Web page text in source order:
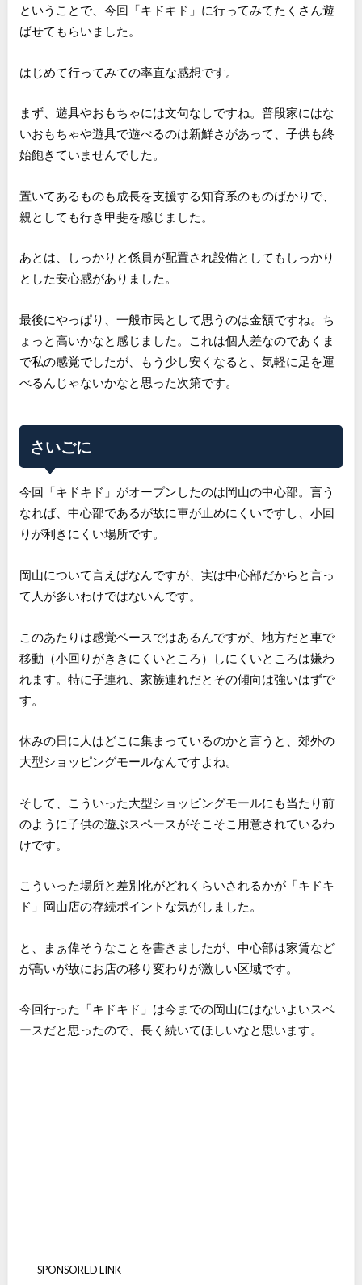
ということで、今回「キドキド」に行ってみてたくさん遊
ばせてもらいました。
はじめて行ってみての率直な感想です。
まず、遊具やおもちゃには文句なしですね。普段家にはな
いおもちゃや遊具で遊べるのは新鮮さがあって、子供も終
始飽きていませんでした。
置いてあるものも成長を支援する知育系のものばかりで、
親としても行き甲斐を感じました。
あとは、しっかりと係員が配置され設備としてもしっかり
とした安心感がありました。
最後にやっぱり、一般市民として思うのは金額ですね。ち
ょっと高いかなと感じました。これは個人差なのであくま
で私の感覚でしたが、もう少し安くなると、気軽に足を運
べるんじゃないかなと思った次第です。
さいごに
今回「キドキド」がオープンしたのは岡山の中心部。言う
なれば、中心部であるが故に車が止めにくいですし、小回
りが利きにくい場所です。
岡山について言えばなんですが、実は中心部だからと言っ
て人が多いわけではないんです。
このあたりは感覚ベースではあるんですが、地方だと車で
移動（小回りがききにくいところ）しにくいところは嫌わ
れます。特に子連れ、家族連れだとその傾向は強いはずで
す。
休みの日に人はどこに集まっているのかと言うと、郊外の
大型ショッピングモールなんですよね。
そして、こういった大型ショッピングモールにも当たり前
のように子供の遊ぶスペースがそこそこ用意されているわ
けです。
こういった場所と差別化がどれくらいされるかが「キドキ
ド」岡山店の存続ポイントな気がしました。
と、まぁ偉そうなことを書きましたが、中心部は家賃など
が高いが故にお店の移り変わりが激しい区域です。
今回行った「キドキド」は今までの岡山にはないよいスペ
ースだと思ったので、長く続いてほしいなと思います。
SPONSORED LINK